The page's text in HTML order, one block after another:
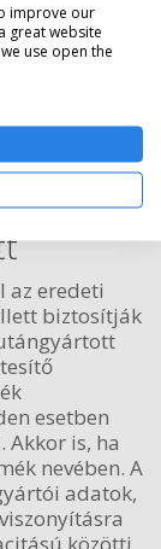
tartoznak:
C4182X
az eredeti
biztosítják
esetben
is, ha
nevében. A
adatok,
közötti
improve our
great website
use open the